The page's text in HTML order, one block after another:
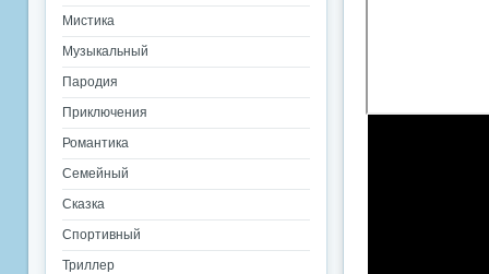
Мистика
Музыкальный
Пародия
Приключения
Романтика
Семейный
Сказка
Спортивный
Триллер